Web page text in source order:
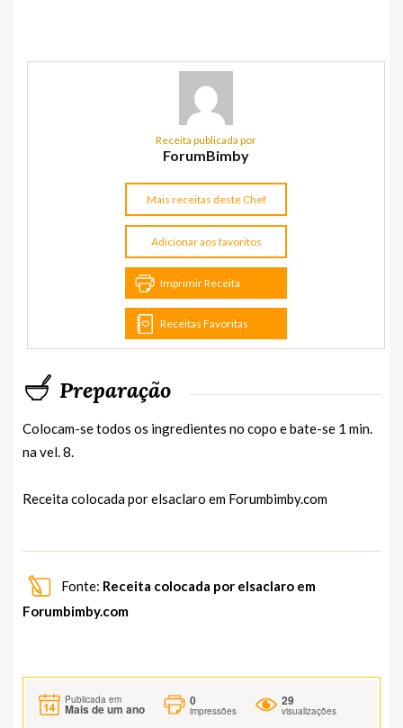
Receita publicada por
ForumBimby
Mais receitas deste Chef
Adicionar aos favoritos
Imprimir Receita
Receitas Favoritas
Preparação
Colocam-se todos os ingredientes no copo e bate-se 1 min.
na vel. 8.
Receita colocada por elsaclaro em Forumbimby.com
Fonte: Receita colocada por elsaclaro em
Forumbimby.com
Publicada em
Mais de um ano
0
impressões
29
visualizações